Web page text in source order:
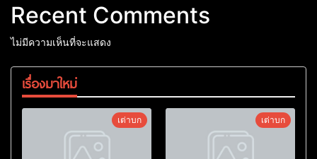
Recent Comments
ไม่มีความเห็นที่จะแสดง
เรื่องมาใหม่
เต่าบก เต่าบก